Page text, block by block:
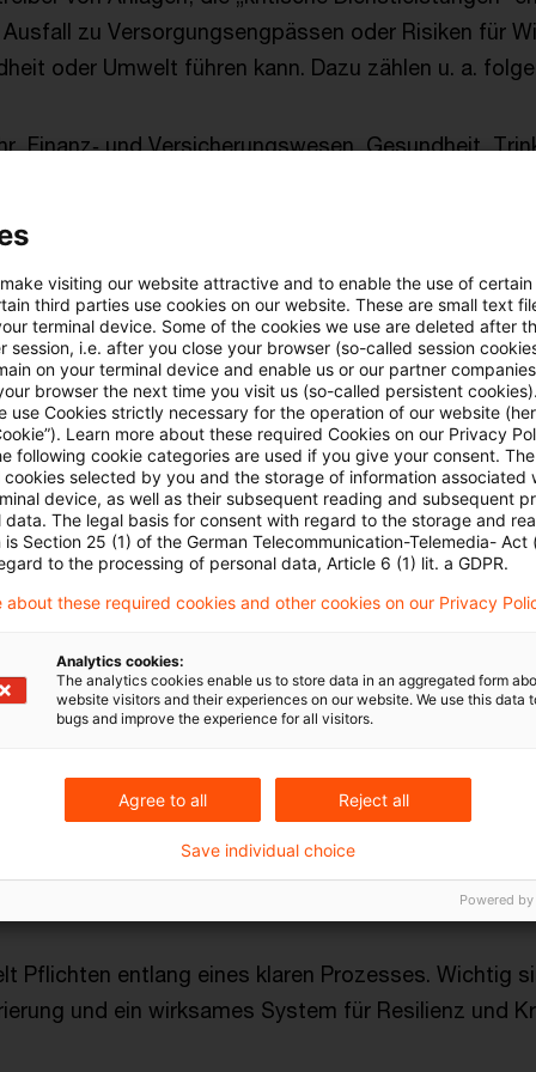
zu Versorgungsengpässen oder Risiken für
oder Umwelt führen kann. Dazu zählen u. a.
Finanz‑ und Versicherungswesen, Gesundheit,
Telekommunikation, Weltraum sowie
ein Unternehmen vom Anwendungsbereich
aus der BSI‑KritisV. Häufig gilt: Wer für
erbringt, fällt in den Fokus, gemessen z.B. an
versorgten Personen. Zusätzlich können nationale
einbeziehen, etwa wegen besonderer
Fragen zum physischen Schutz ist das BBK. Die
bleiben zuständig (zum Beispiel BaFin, BNetzA),
Vorgesehen ist eine enge Zusammenarbeit der
Länder benennen zentrale Ansprechpartner; für
die Bundeszuständigkeit hervorgehoben (unter
Weltrauminfrastruktur, Bundesverwaltung).
Betreiber
Pflichten entlang eines klaren Prozesses. Wichtig
und ein wirksames System für Resilienz und
visiting our website attractive and to enable the use of
third parties use cookies on our website. These are small text
terminal device. Some of the cookies we use are deleted after
session, i.e. after you close your browser (so-called session
on your terminal device and enable us or our partner
browser the next time you visit us (so-called persistent
use Cookies strictly necessary for the operation of our website
Learn more about these required Cookies on our Privacy
following cookie categories are used if you give your consent.
cookies selected by you and the storage of information associated
device, as well as their subsequent reading and subsequent
data. The legal basis for consent with regard to the storage and
is Section 25 (1) of the German Telecommunication-Telemedia- Act
to the processing of personal data, Article 6 (1) lit. a GDPR.
about these required cookies and other cookies on our Privacy
Analytics cookies:
The analytics cookies enable us to store data in an aggregated form
website visitors and their experiences on our website. We use this data
bugs and improve the experience for all visitors.
Agree to all Reject all
Save individual choice
Powered by